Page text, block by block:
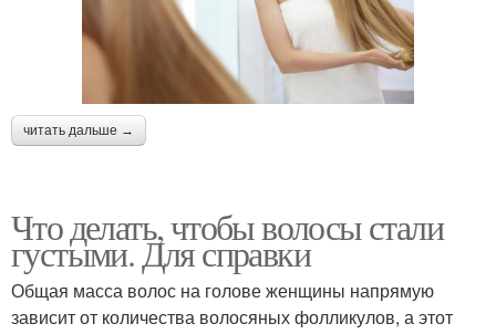
читать дальше →
Что делать, чтобы волосы стали
густыми. Для справки
Общая масса волос на голове женщины напрямую
зависит от количества волосяных фолликулов, а этот